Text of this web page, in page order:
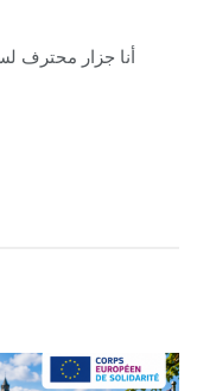
أنا جزار محترف